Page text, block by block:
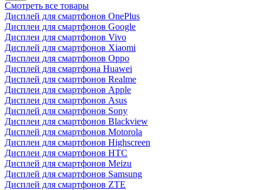
Смотреть все товары
Дисплей для смартфонов OnePlus
Дисплеи для смартфонов Google
Дисплеи для смартфонов Vivo
Дисплей для смартфонов Xiaomi
Дисплеи для смартфонов Oppo
Дисплей для смартфона Huawei
Дисплей для смартфонов Realme
Дисплеи для смартфонов Apple
Дисплеи для смартфонов Asus
Дисплей для смартфонов Sony
Дисплеи для смартфонов Blackview
Дисплей для смартфонов Motorola
Дисплеи для смартфонов Highscreen
Дисплеи для смартфонов HTC
Дисплей для смартфонов Meizu
Дисплей для смартфонов Samsung
Дисплей для смартфонов ZTE